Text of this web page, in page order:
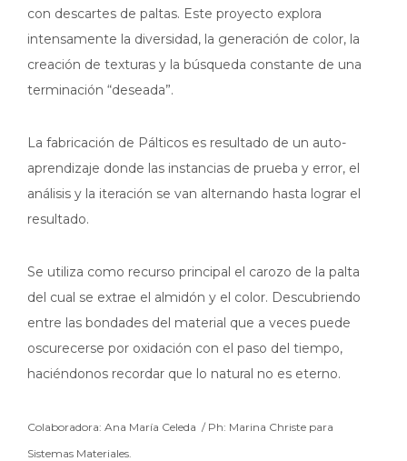
con descartes de paltas. Este proyecto explora
intensamente la diversidad, la generación de color, la
creación de texturas y la búsqueda constante de una
terminación “deseada”.
La fabricación de Pálticos es resultado de un auto-
aprendizaje donde las instancias de prueba y error, el
análisis y la iteración se van alternando hasta lograr el
resultado.
Se utiliza como recurso principal el carozo de la palta
del cual se extrae el almidón y el color. Descubriendo
entre las bondades del material que a veces puede
oscurecerse por oxidación con el paso del tiempo,
haciéndonos recordar que lo natural no es eterno.
Colaboradora: Ana María Celeda / Ph: Marina Christe para
Sistemas Materiales.